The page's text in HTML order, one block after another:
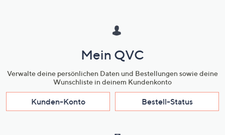
Mein QVC
Verwalte deine persönlichen Daten und Bestellungen sowie deine
Wunschliste in deinem Kundenkonto
Kunden-Konto Bestell-Status